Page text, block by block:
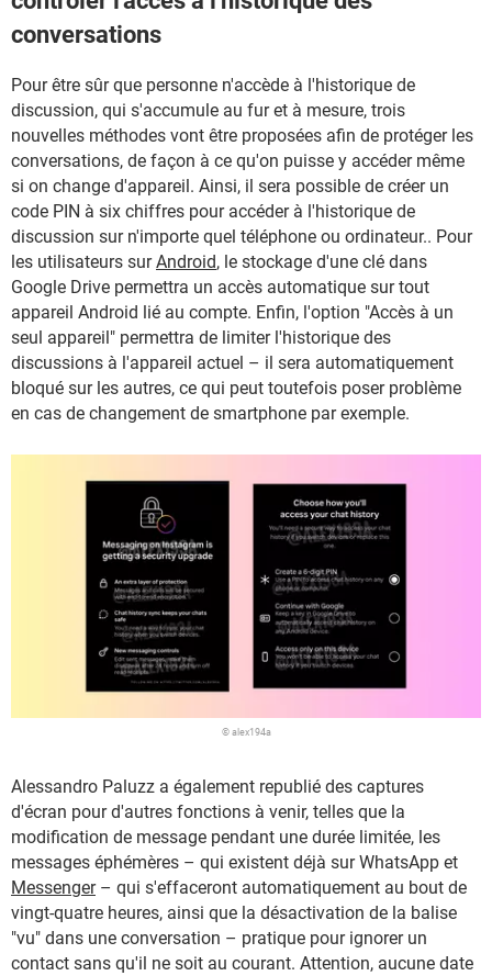
conversations
Pour être sûr que personne n'accède à l'historique de
discussion, qui s'accumule au fur et à mesure, trois
nouvelles méthodes vont être proposées afin de protéger les
conversations, de façon à ce qu'on puisse y accéder même
si on change d'appareil. Ainsi, il sera possible de créer un
code PIN à six chiffres pour accéder à l'historique de
discussion sur n'importe quel téléphone ou ordinateur.. Pour
les utilisateurs surAndroid, le stockage d'une clé dans
Google Drive permettra un accès automatique sur tout
appareil Android lié au compte. Enfin, l'option "Accès à un
seul appareil" permettra de limiter l'historique des
discussions à l'appareil actuel – il sera automatiquement
bloqué sur les autres, ce qui peut toutefois poser problème
en cas de changement de smartphone par exemple.
© alex194a
Alessandro Paluzz a également republié des captures
d'écran pour d'autres fonctions à venir, telles que la
modification de message pendant une durée limitée, les
messages éphémères – qui existent déjà sur WhatsApp et
Messenger– qui s'effaceront automatiquement au bout de
vingt-quatre heures, ainsi que la désactivation de la balise
"vu" dans une conversation – pratique pour ignorer un
contact sans qu'il ne soit au courant. Attention, aucune date